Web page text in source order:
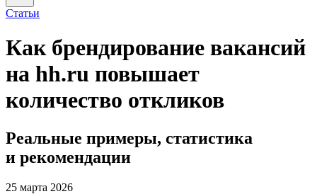
Статьи
Как брендирование вакансий
на hh.ru повышает
количество откликов
Реальные примеры, статистика
и рекомендации
25 марта 2026